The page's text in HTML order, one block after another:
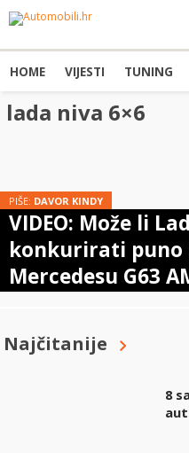
HOME VIJESTI TUNING
lada niva 6×6
PIŠE: DAVOR KINDY
VIDEO: Može li
konkurirati puno
Mercedesu G63
Najčitanije
8